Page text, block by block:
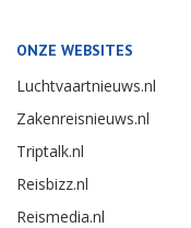
ONZE WEBSITES
Luchtvaartnieuws.nl
Zakenreisnieuws.nl
Triptalk.nl
Reisbizz.nl
Reismedia.nl